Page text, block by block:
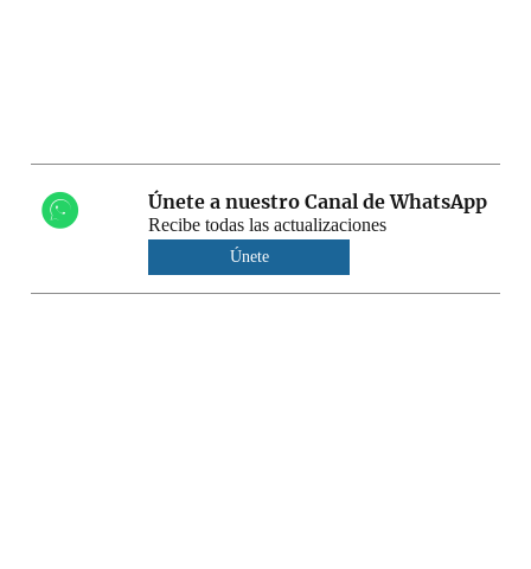
Únete a nuestro Canal de WhatsApp
Recibe todas las actualizaciones
Únete